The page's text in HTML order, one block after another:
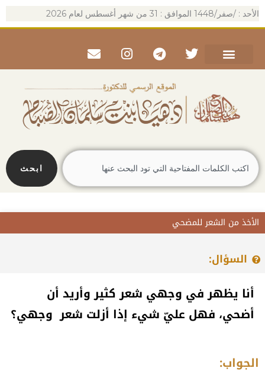
تخطي
الأحد : /صفر/1448 الموافق : 31 من شهر أغسطس لعام 2026
Twitter
Telegram
Instagram
Envelope
Search
ابحث
الأخذ من الشعر للمضحي
السؤال:
أنا يظهر في وجهي شعر كثير وأريد أن
أضحي، فهل عليّ شيء إذا أزلت شعر وجهي؟
الجواب: